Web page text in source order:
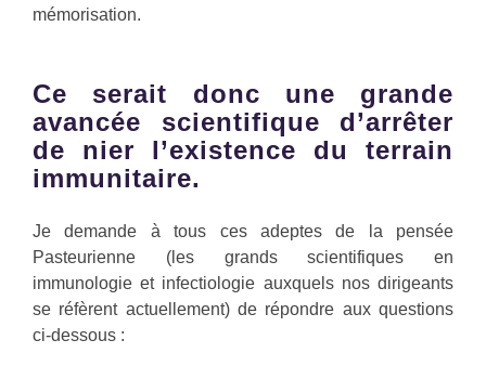
mémorisation.
Ce serait donc une grande
avancée scientifique d’arrêter
de nier l’existence du terrain
immunitaire.
Je demande à tous ces adeptes de la pensée
Pasteurienne (les grands scientifiques en
immunologie et infectiologie auxquels nos dirigeants
se réfèrent actuellement) de répondre aux questions
ci-dessous :